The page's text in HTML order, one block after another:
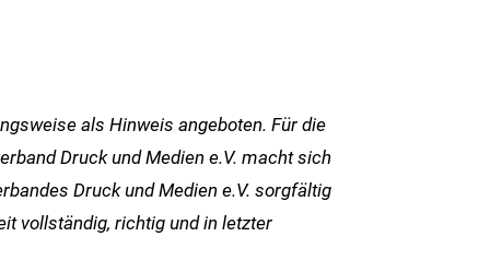
als Hinweis angeboten. Für die
Druck und Medien e.V. macht sich
Druck und Medien e.V. sorgfältig
vollständig, richtig und in letzter